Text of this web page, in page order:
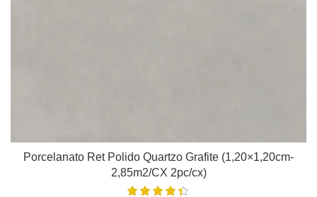
Porcelanato Ret Polido Quartzo Grafite (1,20×1,20cm-
2,85m2/CX 2pc/cx)